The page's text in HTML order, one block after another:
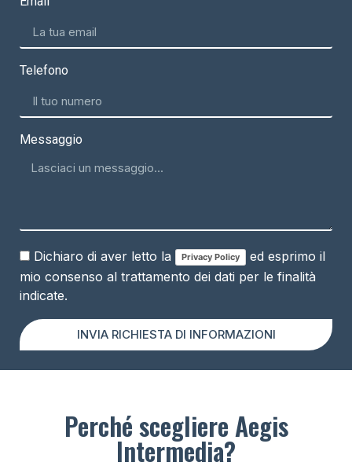
Telefono
Messaggio
Dichiaro di aver letto la Privacy Policy
ed esprimo il
mio consenso al trattamento dei dati per le finalità
indicate.
INVIA RICHIESTA DI INFORMAZIONI
Perché scegliere Aegis
Intermedia?